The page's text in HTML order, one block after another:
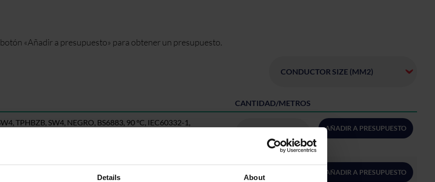
Details About
«Añadir a presupuesto» para obtener un presupuesto.
CANTIDAD/METROS
TPHBZB, SW4, NEGRO, BS6883, 90 °C, IEC60332-1,
1,2, UK00A, WA106
AÑADIR A PRESUPUESTO
TPHBZB, SW4, NEGRO, BS6883, 90 °C, IEC60332-1,
1,2, UK00A, WA110
AÑADIR A PRESUPUESTO